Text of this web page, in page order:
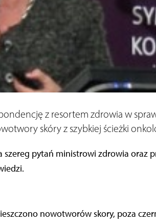
z resortem zdrowia w
skóry z szybkiej ścieżki
szereg pytań ministrowi zdrowia oraz
nowotworów skory, poza